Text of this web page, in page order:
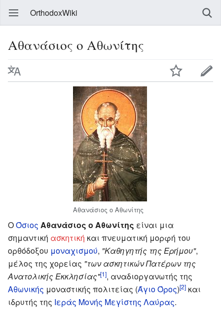
OrthodoxWiki
Αθανάσιος ο Αθωνίτης
Αθανάσιος ο Αθωνίτης
ΟΌσιος Αθανάσιος ο Αθωνίτης είναι μια
σημαντική ασκητική και πνευματική μορφή του
ορθόδοξου μοναχισμού, "Καθηγητής της Ερήμου",
μέλος της χορείας "των ασκητικών Πατέρων της
Ανατολικής Εκκλησίας"[1], αναδιοργανωτής της
Αθωνικής μοναστικής πολιτείας (Άγιο Όρος)[2] και
ιδρυτής της Ιεράς Μονής Μεγίστης Λαύρας.